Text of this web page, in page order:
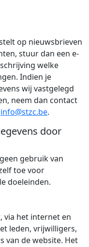
op nieuwsbrieven
stuur dan een e-
welke
Indien je
wij vastgelegd
neem dan contact
info@stzc.be.
door
gebruik van
toe voor
doeleinden.
via het internet en
leden, vrijwilligers,
van de website. Het